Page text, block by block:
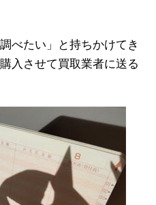
べたい」と持ちかけてき
入させて買取業者に送る